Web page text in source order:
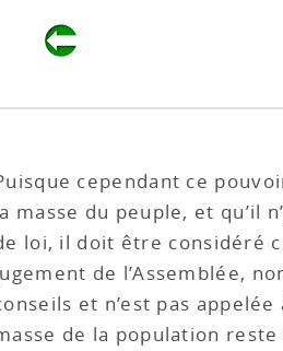
cependant ce
masse du peuple, et qu’il
loi, il doit être considéré
de l’Assemblée,
et n’est pas
de la population